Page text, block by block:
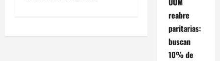
g
reabre
paritarias:
buscan
10% de